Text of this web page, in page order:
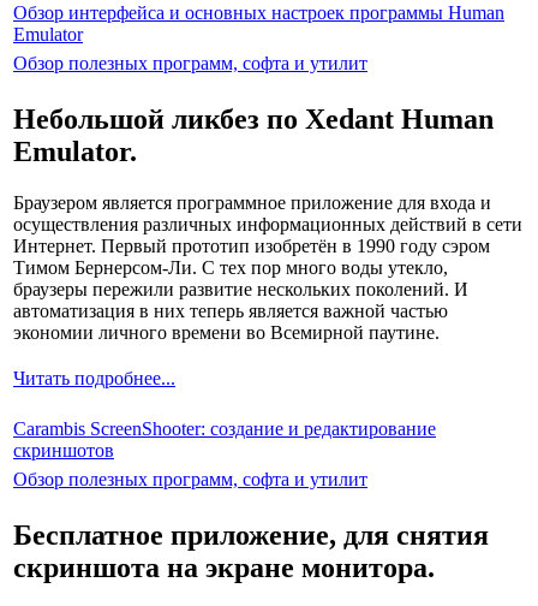
Обзор интерфейса и основных настроек программы Human
Emulator
Обзор полезных программ, софта и утилит
Небольшой ликбез по Xedant Human
Emulator.
Браузером является программное приложение для входа и
осуществления различных информационных действий в сети
Интернет. Первый прототип изобретён в 1990 году сэром
Тимом Бернерсом-Ли. С тех пор много воды утекло,
браузеры пережили развитие нескольких поколений. И
автоматизация в них теперь является важной частью
экономии личного времени во Всемирной паутине.
Читать подробнее...
Carambis ScreenShooter: создание и редактирование
скриншотов
Обзор полезных программ, софта и утилит
Бесплатное приложение, для снятия
скриншота на экране монитора.